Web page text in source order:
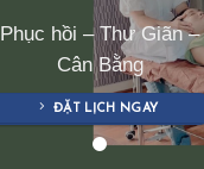
Phục hồi – Thư Giãn –
Cân Bằng
ĐẶT LỊCH NGAY